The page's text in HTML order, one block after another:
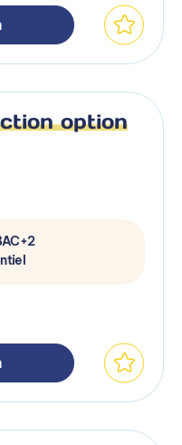
option